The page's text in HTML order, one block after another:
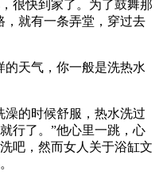
很快到家了。为了鼓舞那
，就有一条弄堂，穿过去
的天气，你一般是洗热水
澡的时候舒服，热水洗过
行了。”他心里一跳，心
吧，然而女人关于浴缸文